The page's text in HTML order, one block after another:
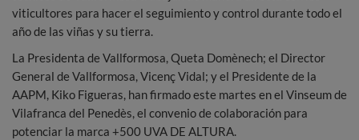
viticultores para hacer el seguimiento y control durante todo el
año de las viñas y su tierra.
La Presidenta de Vallformosa, Queta Domènech; el Director
General de Vallformosa, Vicenç Vidal; y el Presidente de la
AAPM, Kiko Figueras, han firmado este martes en el Vinseum de
Vilafranca del Penedès, el convenio de colaboración para
potenciar la marca +500 UVA DE ALTURA.